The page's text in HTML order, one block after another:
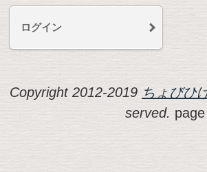
ログイン
Copyright 2012-2019 ちょびひ
served. page